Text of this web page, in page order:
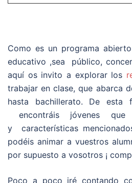
Como es un programa
educativo ,sea público,
aquí os invito a explorar los
trabajar en clase, que abarca
hasta bachillerato. De esta
encontráis jóvenes
y características
podéis animar a vuestros
por supuesto a vosotros ¡
Poco a poco iré contando